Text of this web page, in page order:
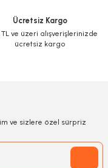
Ücretsiz Kargo
TL ve üzeri alışverişlerinizde
ücretsiz kargo
ve sizlere özel sürpriz